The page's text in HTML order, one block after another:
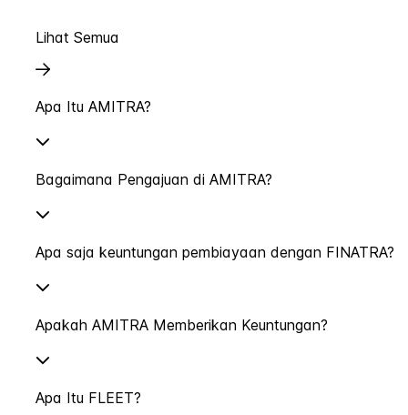
Lihat Semua
Apa Itu AMITRA?
Bagaimana Pengajuan di AMITRA?
Apa saja keuntungan pembiayaan dengan FINATRA?
Apakah AMITRA Memberikan Keuntungan?
Apa Itu FLEET?